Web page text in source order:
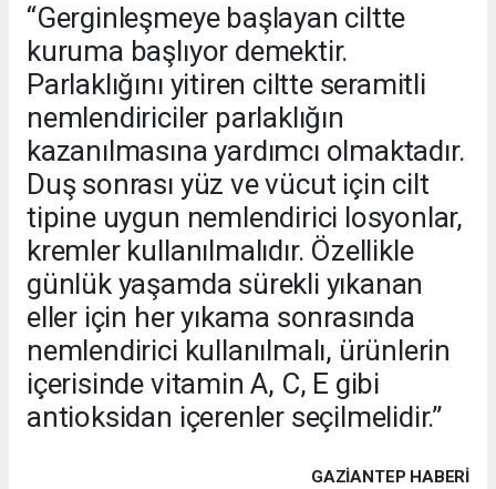
“Gerginleşmeye başlayan ciltte
kuruma başlıyor demektir.
Parlaklığını yitiren ciltte seramitli
nemlendiriciler parlaklığın
kazanılmasına yardımcı olmaktadır.
Duş sonrası yüz ve vücut için cilt
tipine uygun nemlendirici losyonlar,
kremler kullanılmalıdır. Özellikle
günlük yaşamda sürekli yıkanan
eller için her yıkama sonrasında
nemlendirici kullanılmalı, ürünlerin
içerisinde vitamin A, C, E gibi
antioksidan içerenler seçilmelidir.”
GAZIANTEP HABERİ